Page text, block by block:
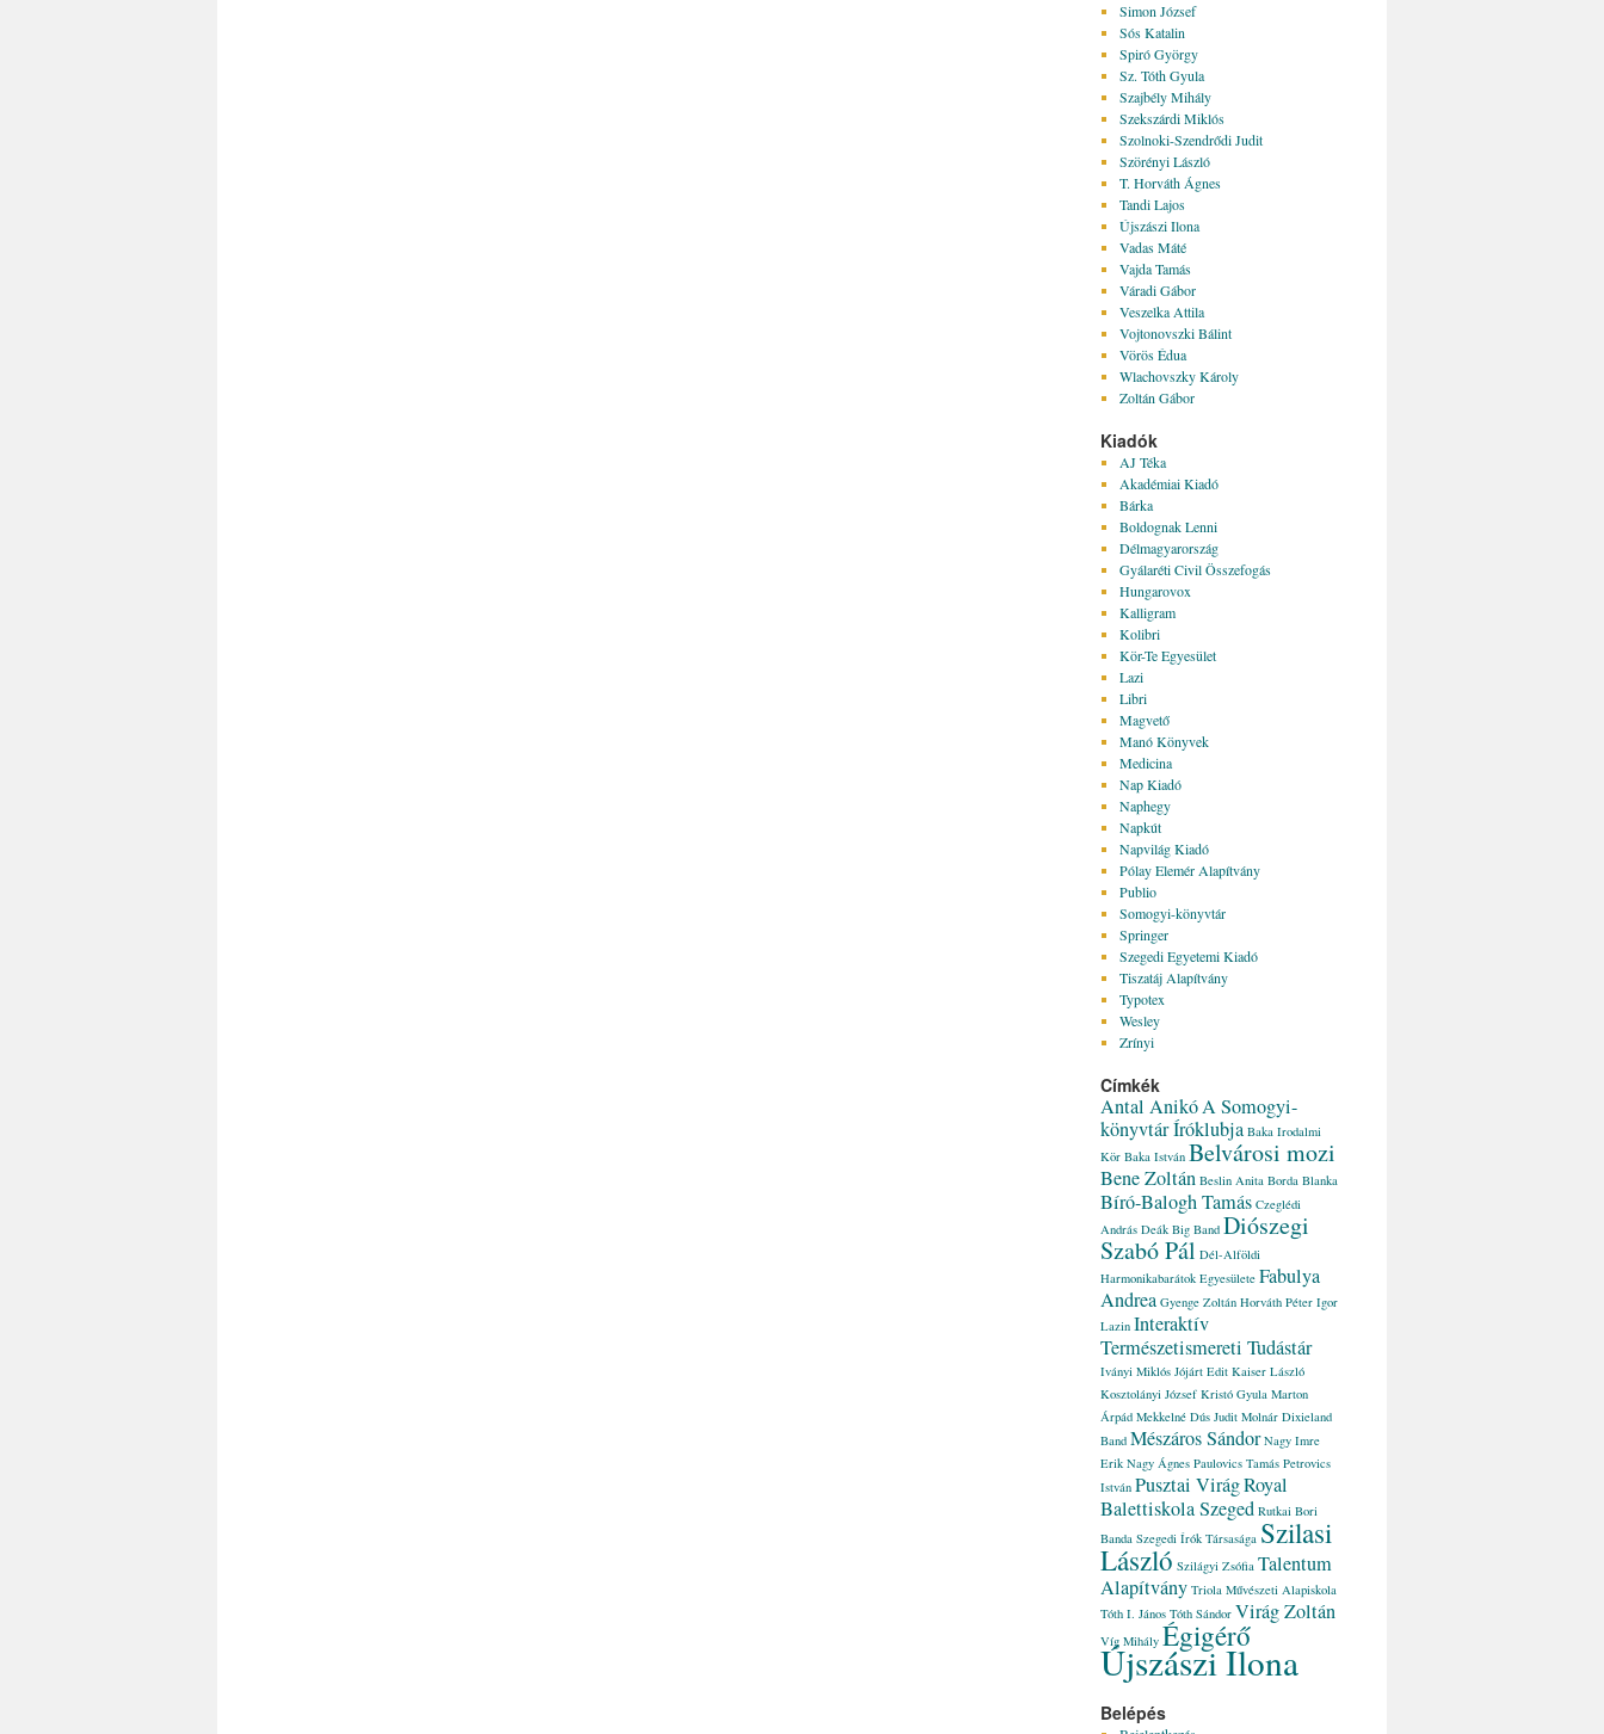
Simon József
Sós Katalin
Spiró György
Sz. Tóth Gyula
Szajbély Mihály
Szekszárdi Miklós
Szolnoki-Szendrődi Judit
Szörényi László
T. Horváth Ágnes
Tandi Lajos
Újszászi Ilona
Vadas Máté
Vajda Tamás
Váradi Gábor
Veszelka Attila
Vojtonovszki Bálint
Vörös Édua
Wlachovszky Károly
Zoltán Gábor
Kiadók
AJ Téka
Akadémiai Kiadó
Bárka
Boldognak Lenni
Délmagyarország
Gyálaréti Civil Összefogás
Hungarovox
Kalligram
Kolibri
Kör-Te Egyesület
Lazi
Libri
Magvető
Manó Könyvek
Medicina
Nap Kiadó
Naphegy
Napkút
Napvilág Kiadó
Pólay Elemér Alapítvány
Publio
Somogyi-könyvtár
Springer
Szegedi Egyetemi Kiadó
Tiszatáj Alapítvány
Typotex
Wesley
Zrínyi
Címkék
Antal AnikóA Somogyi-
könyvtár Íróklubja Baka Irodalmi
Kör Baka István Belvárosi mozi
Bene Zoltán Beslin Anita Borda Blanka
Bíró-Balogh Tamás Czeglédi
András Deák Big Band Diószegi
Szabó Pál Dél-Alföldi
Harmonikabarátok Egyesülete Fabulya
Andrea Gyenge Zoltán Horváth Péter Igor
Lazin Interaktív
Természetismereti Tudástár
Iványi Miklós Jójárt Edit Kaiser László
Kosztolányi József Kristó Gyula Marton
Árpád Mekkelné Dús Judit Molnár Dixieland
Band Mészáros Sándor Nagy Imre
Erik Nagy Ágnes Paulovics Tamás Petrovics
István Pusztai VirágRoyal
Balettiskola Szeged Rutkai Bori
Banda Szegedi Írók Társasága Szilasi
László Szilágyi Zsófia Talentum
Alapítvány Triola Művészeti Alapiskola
Tóth I. János Tóth Sándor Virág Zoltán
Víg Mihály Égigérő
Újszászi Ilona
Belépés